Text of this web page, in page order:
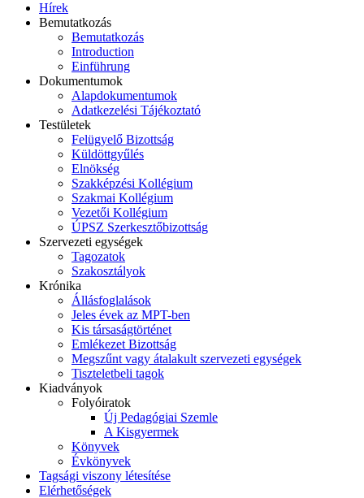
Hírek
Bemutatkozás
Bemutatkozás
Introduction
Einführung
Dokumentumok
Alapdokumentumok
Adatkezelési Tájékoztató
Testületek
Felügyelő Bizottság
Küldöttgyűlés
Elnökség
Szakképzési Kollégium
Szakmai Kollégium
Vezetői Kollégium
ÚPSZ Szerkesztőbizottság
Szervezeti egységek
Tagozatok
Szakosztályok
Krónika
Állásfoglalások
Jeles évek az MPT-ben
Kis társaságtörténet
Emlékezet Bizottság
Megszűnt vagy átalakult szervezeti egységek
Tiszteletbeli tagok
Kiadványok
Folyóiratok
Új Pedagógiai Szemle
A Kisgyermek
Könyvek
Évkönyvek
Tagsági viszony létesítése
Elérhetőségek